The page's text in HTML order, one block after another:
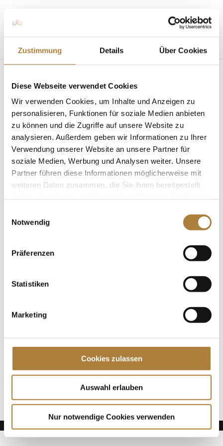
Zustimmung Details Über Cookies
Diese Webseite verwendet Cookies
Wir verwenden Cookies, um Inhalte und Anzeigen zu
personalisieren, Funktionen für soziale Medien anbieten
zu können und die Zugriffe auf unsere Website zu
analysieren. Außerdem geben wir Informationen zu Ihrer
Verwendung unserer Website an unsere Partner für
soziale Medien, Werbung und Analysen weiter. Unsere
Partner führen diese Informationen möglicherweise mit
weiteren Daten zusammen, die Sie ihnen bereitgestellt
Notwendig
Präferenzen
Statistiken
Marketing
Cookies zulassen
Auswahl erlauben
Nur notwendige Cookies verwenden
Seite wählen
U25 Springpokal: Leonie Krieg gewinnt in
Wiesbaden
von Insa Strothmann 11. Juni 2019
Deutschlands
U25 Springpokal
News
Wiesbaden. Leonie Krieg und Champerlo haben die
Finalqualifikation von Deutschlands U25 Springpokal
unterstützt von Familie Müter, beim Longines
Spenden
Aktuelle News
Weltmeister
100. Geburtstag von HGW: Warendorf erinnert an
eine Legende des Pferdesports
Goldenes Reitabzeichen für Carolina Miesner